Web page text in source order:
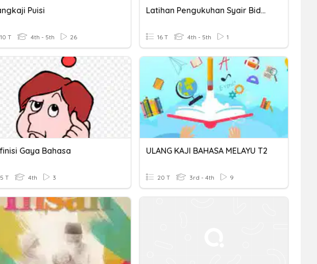
Puisi
10 T 4th - 5th 26
Latihan Pengukuhan Syair Bidasari.
16 T 4th - 5th 1
Gaya Bahasa
5 T 4th 3
ULANG KAJI BAHASA MELAYU T2
20 T 3rd - 4th 9